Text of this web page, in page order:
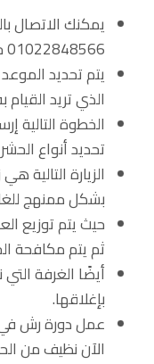
يمكنك الاتصال
01022848566 حيث نستقبل اتصالكم على الفور.
يتم تحديد
الذي تريد القيام
الخطوة التالية
تحديد أنواع
الزيارة التالية
بشكل ممنهج
حيث يتم توزيع
ثم يتم مكافحة
أيضًا الغرفة
بإغلاقها.
عمل دورة رش في
الآن نظيف من